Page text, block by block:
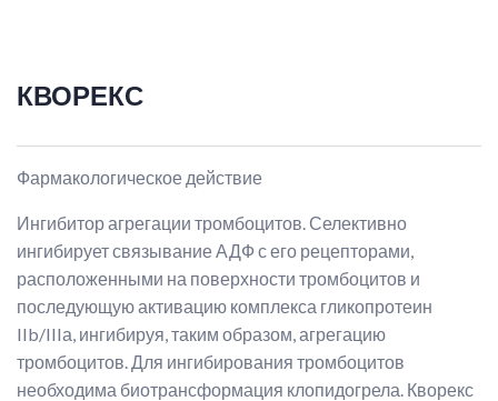
КВОРЕКС
Фармакологическое действие
Ингибитор агрегации тромбоцитов. Селективно
ингибирует связывание АДФ с его рецепторами,
расположенными на поверхности тромбоцитов и
последующую активацию комплекса гликопротеин
IIb/IIIа, ингибируя, таким образом, агрегацию
тромбоцитов. Для ингибирования тромбоцитов
необходима биотрансформация клопидогрела. Кворекс